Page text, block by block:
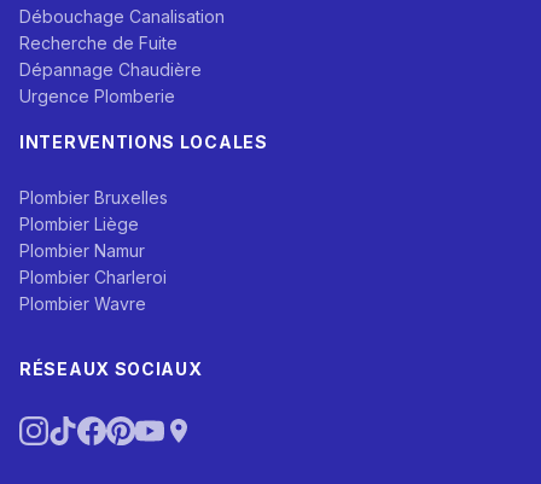
Débouchage Canalisation
Recherche de Fuite
Dépannage Chaudière
Urgence Plomberie
INTERVENTIONS LOCALES
Plombier Bruxelles
Plombier Liège
Plombier Namur
Plombier Charleroi
Plombier Wavre
RÉSEAUX SOCIAUX